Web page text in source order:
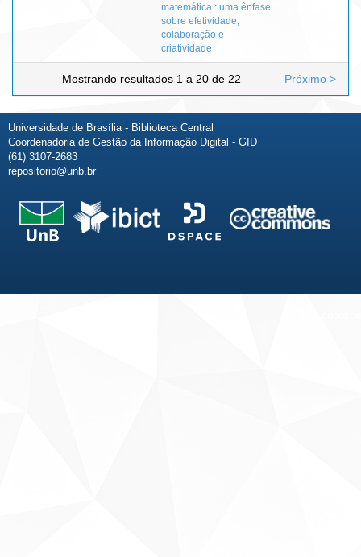
matemática : uma ênfase
sobre efetividade,
colaboração e
criatividade
Mostrando resultados 1 a 20 de 22 Próximo >
Universidade de Brasília - Biblioteca Central
Coordenadoria de Gestão da Informação Digital - GID
(61) 3107-2683
repositorio@unb.br